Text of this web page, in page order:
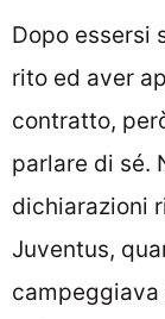
Dopo essersi
rito ed aver
contratto,
parlare di sé.
dichiarazioni
Juventus,
campeggiava